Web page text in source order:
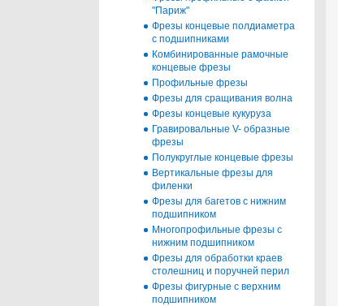
"Париж"
Фрезы концевые полдиаметра
с подшипниками
Комбинированные рамочные
концевые фрезы
Профильные фрезы
Фрезы для сращивания волна
Фрезы концевые кукуруза
Гравировальные V- образные
фрезы
Полукруглые концевые фрезы
Вертикальные фрезы для
филенки
Фрезы для багетов с нижним
подшипником
Многопрофильные фрезы с
нижним подшипником
Фрезы для обработки краев
столешниц и поручней перил
Фрезы фигурные с верхним
подшипником